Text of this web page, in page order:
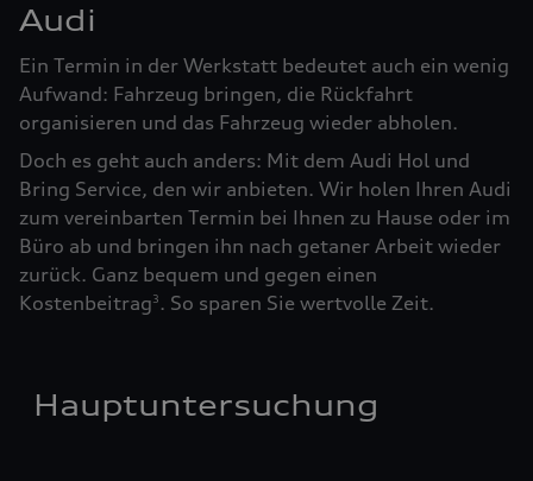
Audi
Ein Termin in der Werkstatt bedeutet auch ein wenig
Aufwand: Fahrzeug bringen, die Rückfahrt
organisieren und das Fahrzeug wieder abholen.
Doch es geht auch anders: Mit dem Audi Hol und
Bring Service, den wir anbieten. Wir holen Ihren Audi
zum vereinbarten Termin bei Ihnen zu Hause oder im
Büro ab und bringen ihn nach getaner Arbeit wieder
zurück. Ganz bequem und gegen einen
Kostenbeitrag3. So sparen Sie wertvolle Zeit.
Hauptuntersuchung